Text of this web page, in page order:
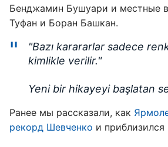
Бенджамин Бушуари и местные
Туфан и Боран Башкан.
"Bazı karararlar sadece
kimlikle verilir."
Yeni bir hikayeyi başlatan
Ранее мы рассказали, как
рекорд Шевченко и приблизился